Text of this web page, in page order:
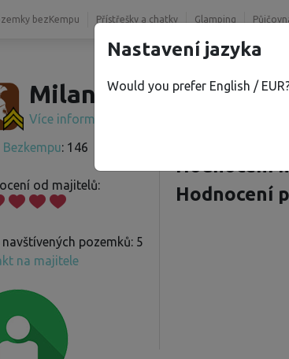
bezKempu Přístřešky a chatky Glamping
Milan V.
Více informací
Bezkempu: 146
od majitelů:
navštívených pozemků: 5
na majitele
Nabízená
Hodnocení
Hodnocení
Nastavení jazyka
Would you prefer English /